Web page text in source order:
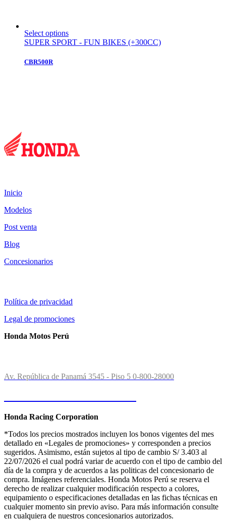
Select options
SUPER SPORT - FUN BIKES (+300CC)
CBR500R
Inicio
Modelos
Post venta
Blog
Concesionarios
Política de privacidad
Legal de promociones
Honda Motos Perú
Av. República de Panamá 3545 - Piso 5 0-800-28000
Honda Racing Corporation
*Todos los precios mostrados incluyen los bonos vigentes del mes
detallado en «Legales de promociones» y corresponden a precios
sugeridos. Asimismo, están sujetos al tipo de cambio S/ 3.403 al
22/07/2026 el cual podrá variar de acuerdo con el tipo de cambio del
día de la compra y de acuerdos a las politicas del concesionario de
compra. Imágenes referenciales. Honda Motos Perú se reserva el
derecho de realizar cualquier modificación respecto a colores,
equipamiento o especificaciones detalladas en las fichas técnicas en
cualquier momento sin previo aviso. Para más información consulte
en cualquiera de nuestros concesionarios autorizados.